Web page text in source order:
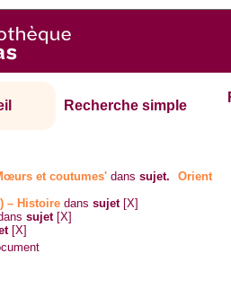
Recherche simple
et coutumes' danssujet.
Orient
– Histoire danssujet [X]
sujet [X]
[X]